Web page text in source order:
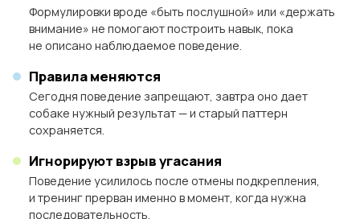
Формулировки вроде «быть послушной» или «держать
внимание» не помогают построить навык, пока
не описано наблюдаемое поведение.
Правила меняются
Сегодня поведение запрещают, завтра оно дает
собаке нужный результат — и старый паттерн
сохраняется.
Игнорируют взрыв угасания
Поведение усилилось после отмены подкрепления,
и тренинг прерван именно в момент, когда нужна
последовательность.